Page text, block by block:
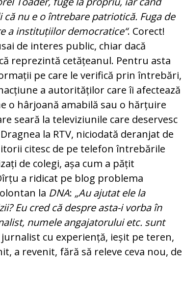
că nu e o întrebare patriotică. Fuga de
a instituțiilor democratice“. Corect!
de interes public, chiar dacă
reprezintă cetă­țea­nul. Pentru asta
pe care le verifică prin întrebări,
a au­torităților care îi afectează
o hârjoană amabilă sau o hărțuire
seară la televiziunile care deservesc
la RTV, niciodată deranjat de
citesc de pe telefon întreb­ă­rile
de colegi, așa cum a pățit
a ridicat pe blog problema
la DNA: „Au ajutat ele la
Eu cred că despre asta-i vorba în
numele angajatorului etc. sunt
jurnalist cu experiență, ieșit pe teren,
a revenit, fără să releve ceva nou, de